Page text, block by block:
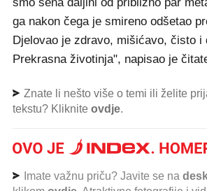
ga nakon čega je smireno odšetao
Djelovao je zdravo, mišićavo, čisto i
Prekrasna životinja", napisao je
Znate li nešto više o temi ili želite
tekstu? Kliknite ovdje.
Imate važnu priču? Javite se na